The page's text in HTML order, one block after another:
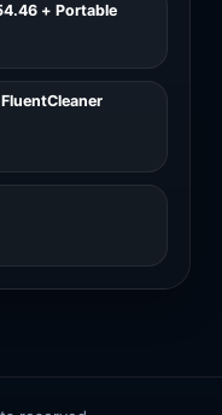
+ Portable